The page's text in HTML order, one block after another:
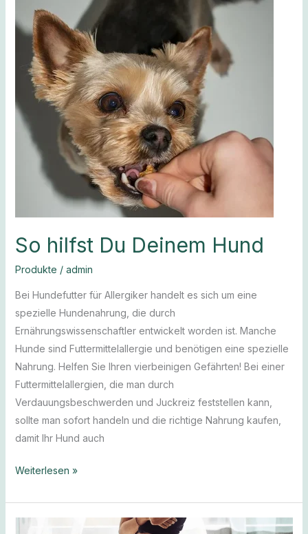
So hilfst Du Deinem Hund
Produkte / admin
Bei Hundefutter für Allergiker handelt es sich um eine
spezielle Hundenahrung, die durch
Ernährungswissenschaftler entwickelt worden ist. Manche
Hunde sind Futtermittelallergie und benötigen eine spezielle
Nahrung. Helfen Sie Ihren vierbeinigen Gefährten! Bei einer
Futtermittelallergien, die man durch
Verdauungsbeschwerden und Juckreiz feststellen kann,
sollte man sofort handeln und die richtige Nahrung kaufen,
damit Ihr Hund auch
hilfst
Du
Deinem
Hund
Weiterlesen »
Periodenunterwäsche